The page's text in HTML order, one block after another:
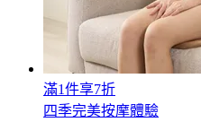
滿1件享7折
四季完美按摩體驗